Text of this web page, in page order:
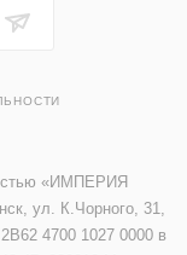
«ИМПЕРИЯ
ул. К.Чорного, 31,
4700 1027 0000 в